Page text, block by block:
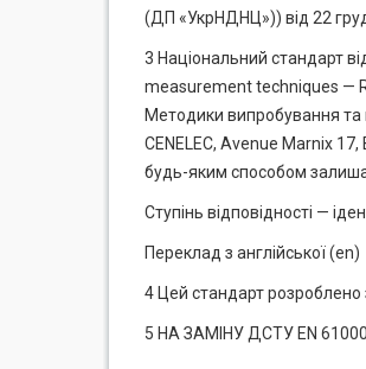
(ДП «УкрНДНЦ»)) від 22
3 Національний стандарт
measurement techniques —
Методики випробування та
CENELEC, Avenue Marnix
будь-яким способом
Ступінь відповідності —
Переклад з англійської (en)
4 Цей стандарт розроблено
5 НА ЗАМІНУ ДСТУ EN